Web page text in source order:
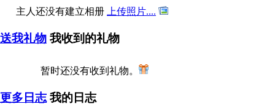
主人还没有建立相册 上传照片....
送我礼物 我收到的礼物
暂时还没有收到礼物。
更多日志 我的日志